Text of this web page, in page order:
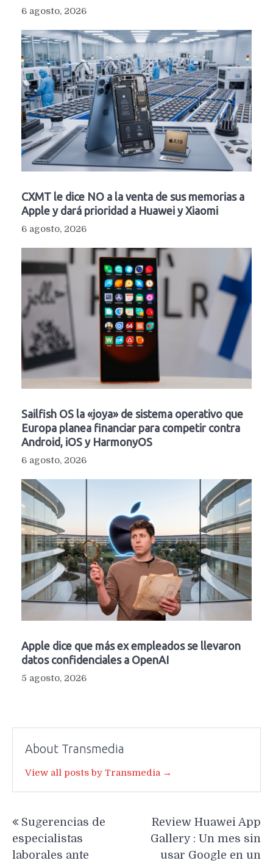
6 agosto, 2026
CXMT le dice NO a la venta de sus memorias a
Apple y dará prioridad a Huawei y Xiaomi
6 agosto, 2026
Sailfish OS la «joya» de sistema operativo que
Europa planea financiar para competir contra
Android, iOS y HarmonyOS
6 agosto, 2026
Apple dice que más ex empleados se llevaron
datos confidenciales a OpenAI
5 agosto, 2026
About Transmedia
View all posts by Transmedia →
de
entradas
Sugerencias de
especialistas
laborales ante
Review Huawei App
Gallery : Un mes sin
usar Google en un